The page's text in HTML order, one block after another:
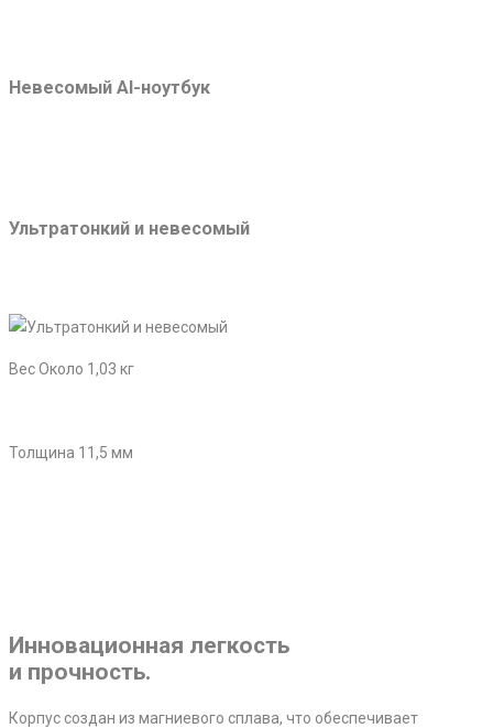
Невесомый AI-ноутбук
Ультратонкий и невесомый
Вес Около 1,03 кг
Толщина 11,5 мм
Инновационная легкость
и прочность.
Корпус создан из магниевого сплава, что обеспечивает